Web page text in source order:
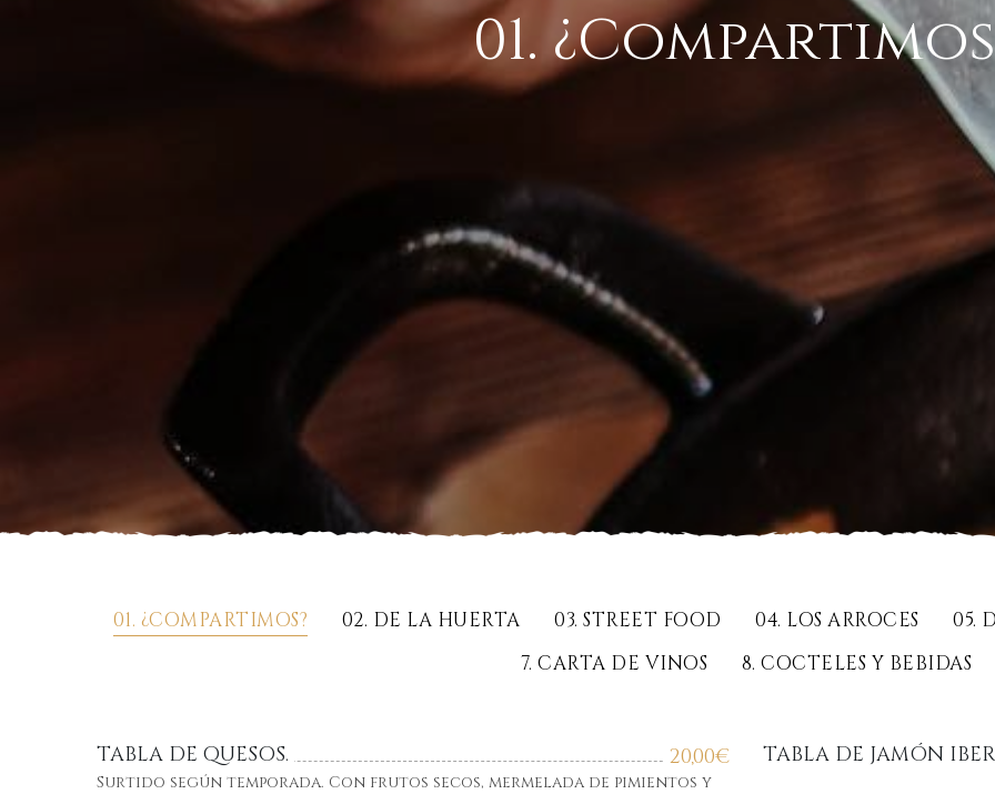
01.
01. ¿COMPARTIMOS? 02. DE LA HUERTA 03. STREET FOOD 04. LOS ARROCES
05.
7. CARTA DE VINOS
8. COCTELES Y BEBIDAS
20,00€
TABLA DE QUESOS.
Surtido según temporada. Con frutos secos, mermelada de pimientos y
TABLA DE JAMÓN